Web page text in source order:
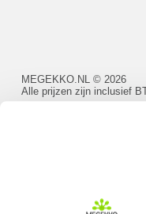
MEGEKKO.NL © 2026
Alle prijzen zijn inclusief